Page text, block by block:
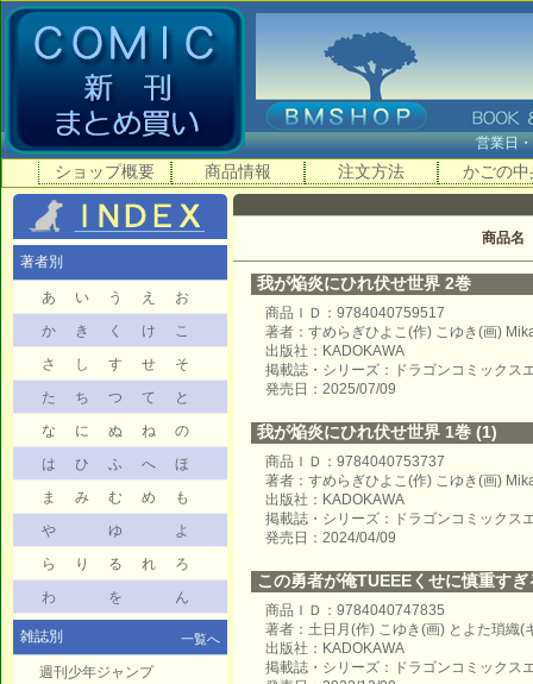
営業
ショップ概要 商品情報 注文方法 かごの中
著者別
あ い う え
お
か
き く け
こ
さ
し す せ
そ
た
ち つ て
と
な
に ぬ ね
の
は
ひ ふ へ
ほ
ま
み む め
も
や
ゆ
よ
ら
り る れ
ろ
わ
を ん
雑誌別 一覧へ
週刊少年ジャンプ
商品名
我が焔炎にひれ伏せ世界 2巻
商品ＩＤ：9784040759517
著者：すめらぎひよこ(作) こゆき(画)
出版社：KADOKAWA
掲載誌・シリーズ：ドラゴンコミックス
発売日：2025/07/09
我が焔炎にひれ伏せ世界 1巻 (1)
商品ＩＤ：9784040753737
著者：すめらぎひよこ(作) こゆき(画)
出版社：KADOKAWA
掲載誌・シリーズ：ドラゴンコミックス
発売日：2024/04/09
この勇者が俺TUEEEくせに慎重す
商品ＩＤ：9784040747835
著者：土日月(作) こゆき(画) とよた瑣織(
出版社：KADOKAWA
掲載誌・シリーズ：ドラゴンコミックス